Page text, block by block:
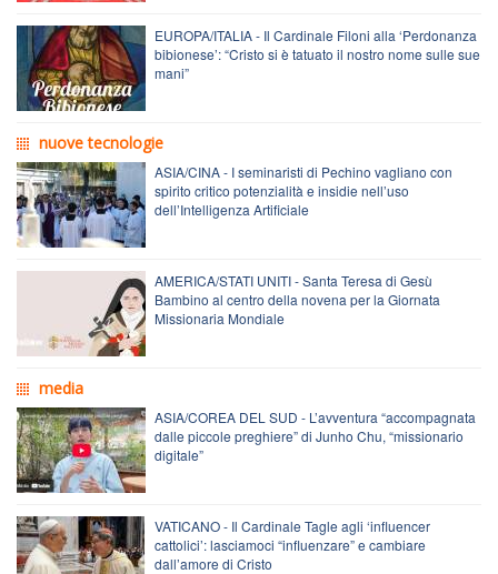
EUROPA/ITALIA - Il Cardinale Filoni alla ‘Perdonanza
bibionese’: “Cristo si è tatuato il nostro nome sulle sue
mani”
nuove tecnologie
ASIA/CINA - I seminaristi di Pechino vagliano con
spirito critico potenzialità e insidie nell’uso
dell’Intelligenza Artificiale
AMERICA/STATI UNITI - Santa Teresa di Gesù
Bambino al centro della novena per la Giornata
Missionaria Mondiale
media
ASIA/COREA DEL SUD - L’avventura “accompagnata
dalle piccole preghiere” di Junho Chu, “missionario
digitale”
VATICANO - Il Cardinale Tagle agli ‘influencer
cattolici’: lasciamoci “influenzare” e cambiare
dall’amore di Cristo